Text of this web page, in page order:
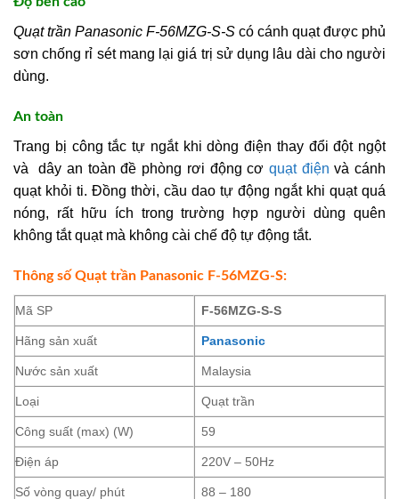
Quạt trần Panasonic F-56MZG-S-S có cánh quạt được phủ
sơn chống rỉ sét mang lại giá trị sử dụng lâu dài cho người
dùng.
An toàn
Trang bị công tắc tự ngắt khi dòng điện thay đổi đột ngột
và dây an toàn đề phòng rơi động cơ quạt điện và cánh
quạt khỏi ti. Đồng thời, cầu dao tự động ngắt khi quạt quá
nóng, rất hữu ích trong trường hợp người dùng quên
không tắt quạt mà không cài chế độ tự động tắt.
Thông số Quạt trần Panasonic F-56MZG-S:
Mã SP F-56MZG-S-S
Hãng sản xuất Panasonic
Nước sản xuất Malaysia
Loại Quạt trần
Công suất (max) (W) 59
Điện áp 220V – 50Hz
Số vòng quay/ phút 88 – 180